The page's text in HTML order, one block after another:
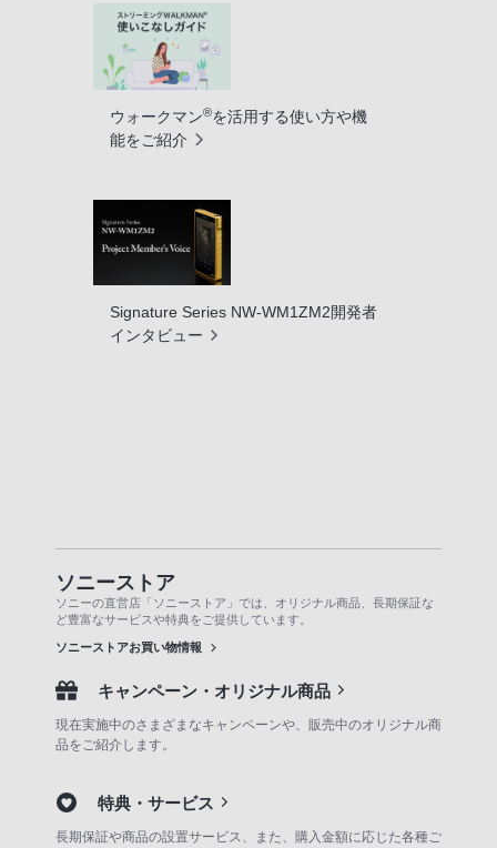
ウォークマン®を活用する使い方や機
能をご紹介
Signature Series NW-WM1ZM2開発者
インタビュー
ソニーストア
ソニーの直営店「ソニーストア」では、オリジナル商品、長期保証な
ど豊富なサービスや特典をご提供しています。
ソニーストアお買い物情報
キャンペーン・オリジナル商品
現在実施中のさまざまなキャンペーンや、販売中のオリジナル商
品をご紹介します。
特典・サービス
長期保証や商品の設置サービス、また、購入金額に応じた各種ご